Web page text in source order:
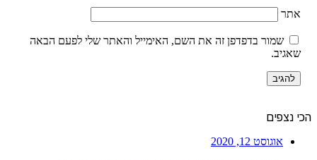
אתר
שמור בדפדפן זה את השם, האימייל והאתר שלי לפעם הבאה
שאגיב.
הכי נצפים
אוגוסט 12, 2020